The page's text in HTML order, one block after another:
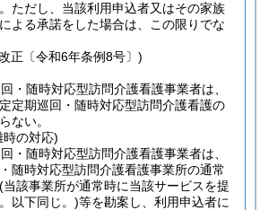
ただし、当該利用申込者又はその家族
よる承諾をした場合は、この限りでな
正〔令和6年条例8号〕)
・随時対応型訪問介護看護事業者は、
定期巡回・随時対応型訪問介護看護の
ない。
の対応)
・随時対応型訪問介護看護事業者は、
随時対応型訪問介護看護事業所の通常
(当該事業所が通常時に当該サービスを提
以下同じ。)等を勘案し、利用申込者に